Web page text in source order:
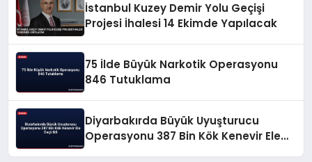
İstanbul Kuzey Demir Yolu Geçişi
Projesi İhalesi 14 Ekimde Yapılacak
75 İlde Büyük Narkotik Operasyonu
846 Tutuklama
Diyarbakırda Büyük Uyuşturucu
Operasyonu 387 Bin Kök Kenevir Ele